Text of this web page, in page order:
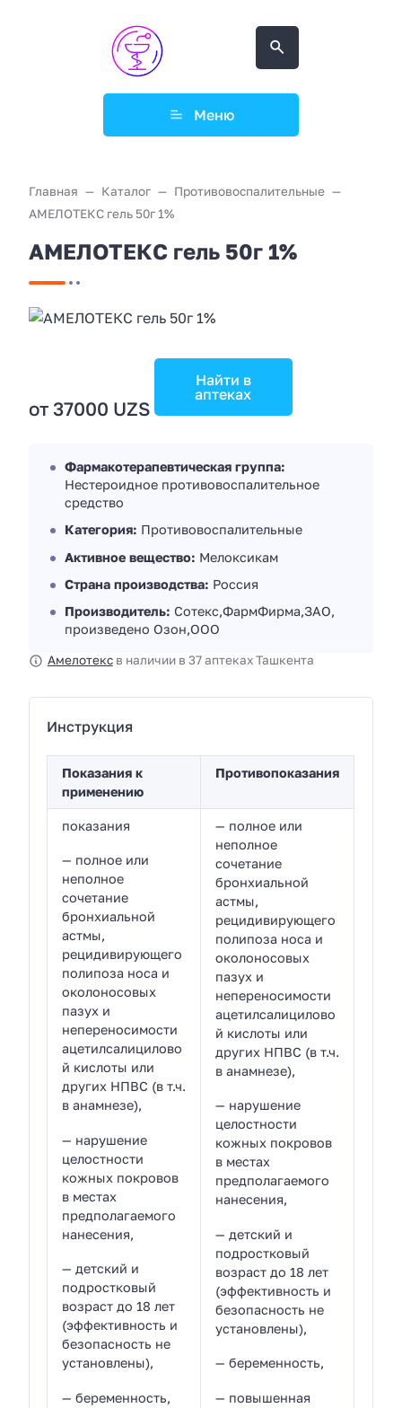
Меню
Главная Каталог
Противовоспалительные
АМЕЛОТЕКС гель 50г 1%
АМЕЛОТЕКС гель 50г 1%
от 37000 UZS
Найти в
аптеках
Фармакотерапевтическая группа:
Нестероидное противовоспалительное
средство
Категория: Противовоспалительные
Активное вещество: Мелоксикам
Страна производства: Россия
Производитель: Сотекс,ФармФирма,ЗАО,
произведено Озон,ООО
Амелотексв наличии в 37 аптеках Ташкента
Инструкция
Показания к
применению
Противопоказания
показания
— полное или
неполное
сочетание
бронхиальной
астмы,
рецидивирующего
полипоза носа и
околоносовых
пазух и
непереносимости
ацетилсалицилово
й кислоты или
других НПВС (в т.ч.
в анамнезе),
— нарушение
целостности
кожных покровов
в местах
предполагаемого
нанесения,
— детский и
подростковый
возраст до 18 лет
(эффективность и
безопасность не
установлены),
— беременность,
— полное или
неполное
сочетание
бронхиальной
астмы,
рецидивирующего
полипоза носа и
околоносовых
пазух и
непереносимости
ацетилсалицилово
й кислоты или
других НПВС (в т.ч.
в анамнезе),
— нарушение
целостности
кожных покровов
в местах
предполагаемого
нанесения,
— детский и
подростковый
возраст до 18 лет
(эффективность и
безопасность не
установлены),
— беременность,
— повышенная